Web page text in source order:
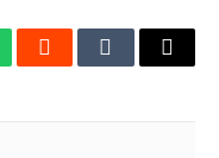
RedditTumblrEmail